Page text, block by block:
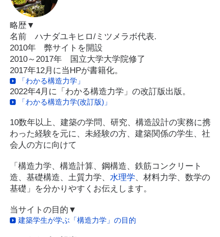
略歴▼
名前 ハナダユキヒロ/ミツメラボ代表.
2010年 弊サイトを開設
2010～2017年 国立大学大学院修了
2017年12月に当HPが書籍化。
「わかる構造力学」
2022年4月に「わかる構造力学」の改訂版出版。
「わかる構造力学(改訂版)」
10数年以上、建築の学問、研究、構造設計の実務に携
わった経験を元に、未経験の方、建築関係の学生、社
会人の方に向けて
「構造力学、構造計算、鋼構造、鉄筋コンクリート
造、基礎構造、土質力学、 水理学、材料力学、数学の
基礎」を分かりやすくお伝えします。
当サイトの目的▼
建築学生が学ぶ「構造力学」の目的